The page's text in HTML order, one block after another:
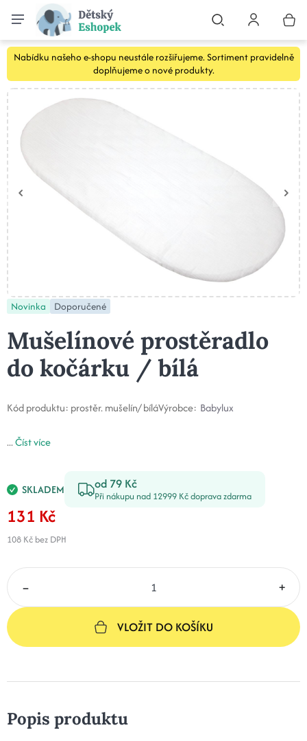
Nabídku našeho e-shopu neustále rozšiřujeme. Sortiment pravidelně
doplňujeme o nové produkty.
Novinka Doporučené
Mušelínové prostěradlo
do kočárku / bílá
Kód produktu: prostěr. mušelín/ bíláVýrobce: Babylux
...Číst více
SKLADEM od 79 Kč
Při nákupu nad 12999 Kč doprava zdarma
131 Kč
108 Kč bez DPH
– +
VLOŽIT DO KOŠÍKU
Popis produktu